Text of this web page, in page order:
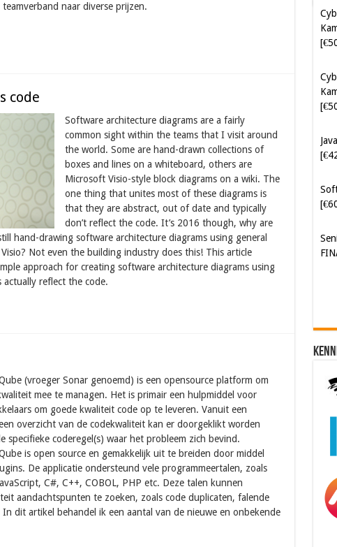
naar diverse prijzen.
code
Software architecture diagrams are a fairly
common sight within the teams that I visit around
the world. Some are hand-drawn collections of
boxes and lines on a whiteboard, others are
Microsoft Visio-style block diagrams on a wiki. The
one thing that unites most of these diagrams is
that they are abstract, out of date and typically
don’t reflect the code. It’s 2016 though, why are
hand-drawing software architecture diagrams using general
Not even the building industry does this! This article
approach for creating software architecture diagrams using
reflect the code.
(vroeger Sonar genoemd) is een opensource platform om
mee te managen. Het is primair een hulpmiddel voor
om goede kwaliteit code op te leveren. Vanuit een
overzicht van de codekwaliteit kan er doorgeklikt worden
specifieke coderegel(s) waar het probleem zich bevind.
is open source en gemakkelijk uit te breiden door middel
De applicatie ondersteund vele programmeertalen, zoals
C#, C++, COBOL, PHP etc. Deze talen kunnen
aandachtspunten te zoeken, zoals code duplicaten, falende
dit artikel behandel ik een aantal van de nieuwe en onbekende